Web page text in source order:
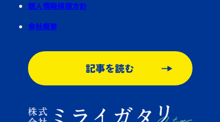
個人情報保護方針
会社概要
記事を読む